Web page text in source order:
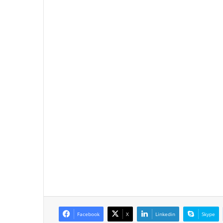
Facebook X Linkedin Skype